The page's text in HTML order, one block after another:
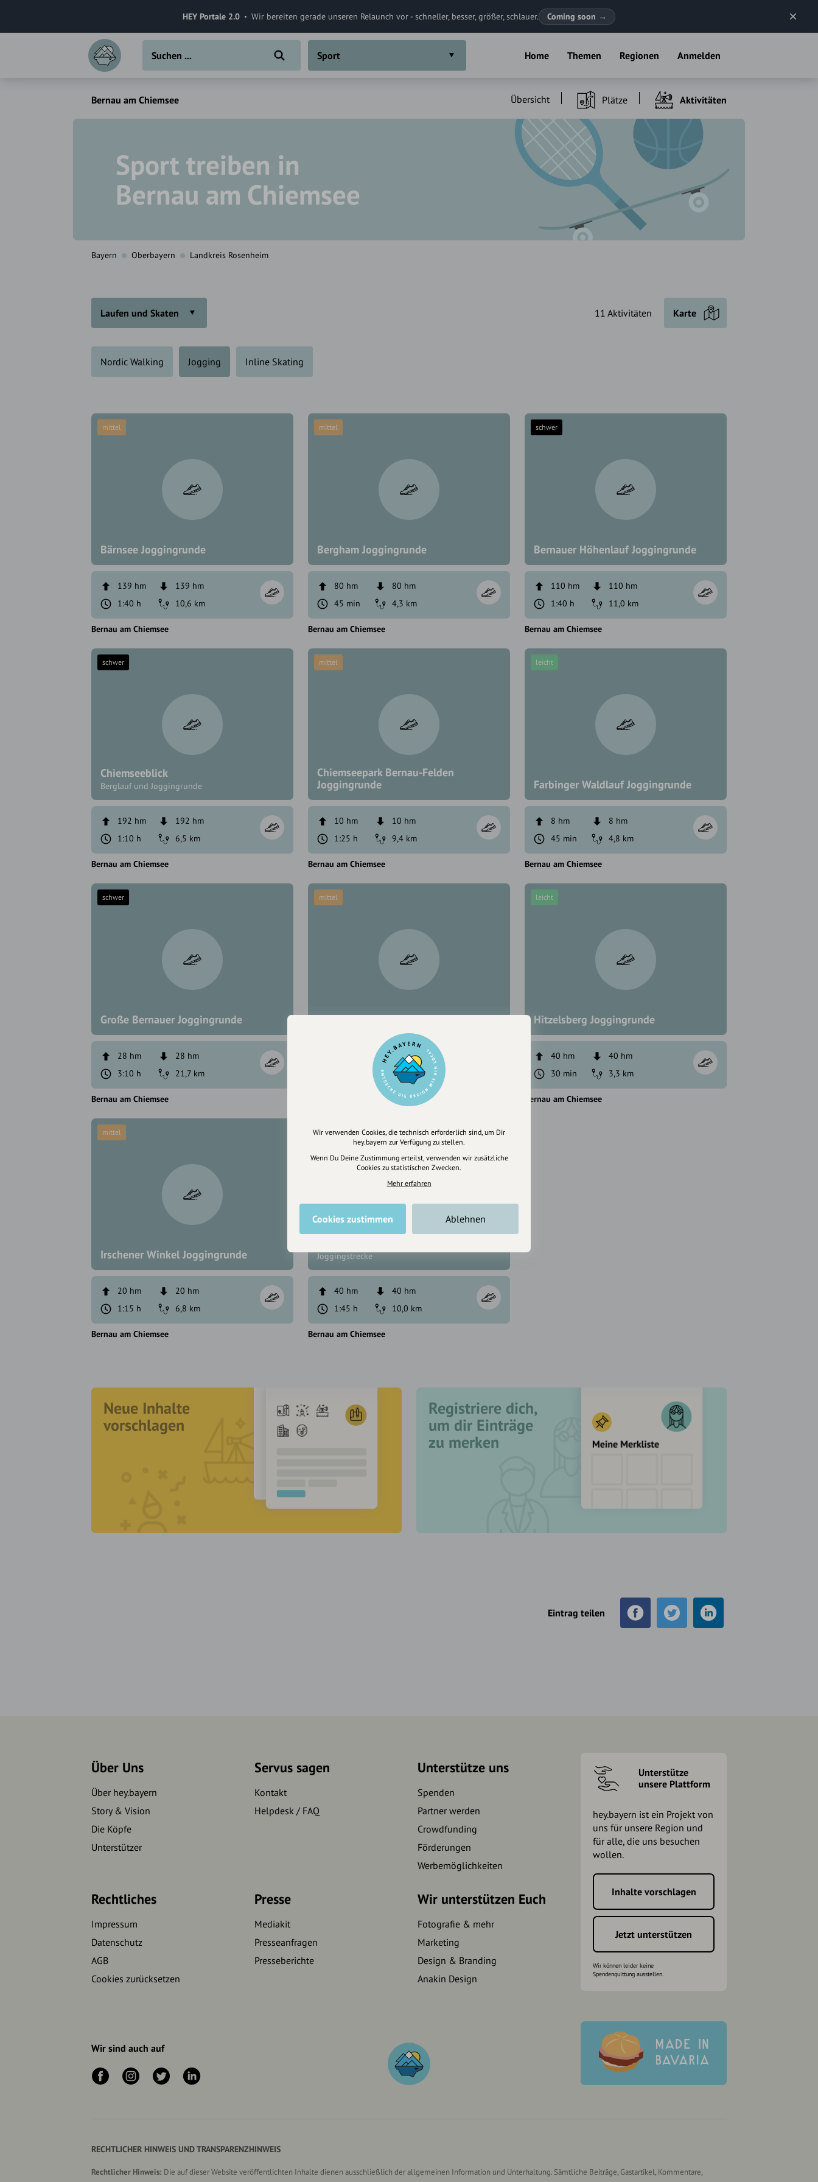
HEY Portale 2.0 Wir bereiten gerade unseren Relaunch vor - schneller, besser, größer, schlauer. Coming soon →
Home Themen Regionen Anmelden
Sport
Bernau am Chiemsee Übersicht Plätze Aktivitäten
Sport treiben in
Bernau am Chiemsee
Bayern Oberbayern Landkreis Rosenheim
Laufen und Skaten
Nordic Walking Jogging Inline Skating
11 Aktivitäten Karte
Bärnsee Joggingrunde
mittel
139 hm
139 hm
1:40 h
10,6 km
Bernau am Chiemsee
Bergham Joggingrunde
mittel
80 hm
80 hm
45 min
4,3 km
Bernau am Chiemsee
Bernauer Höhenlauf Joggingrunde
schwer
110 hm
110 hm
1:40 h
11,0 km
Bernau am Chiemsee
Chiemseeblick
Berglauf und Joggingrunde
schwer
192 hm
192 hm
1:10 h
6,5 km
Bernau am Chiemsee
Chiemseepark Bernau-Felden
Joggingrunde
mittel
10 hm
10 hm
1:25 h
9,4 km
Bernau am Chiemsee
Farbinger Waldlauf Joggingrunde
leicht
8 hm
8 hm
45 min
4,8 km
Bernau am Chiemsee
Große Bernauer Joggingrunde
schwer
28 hm
28 hm
3:10 h
21,7 km
Bernau am Chiemsee
Hittenkirchner Joggingrunde
mittel
148 hm
10,7 km
Bernau am Chiemsee
Hitzelsberg Joggingrunde
leicht
40 hm
40 hm
30 min
3,3 km
Bernau am Chiemsee
Irschener Winkel Joggingrunde
mittel
20 hm
20 hm
1:15 h
6,8 km
Bernau am Chiemsee
Joggingstrecke
mittel
40 hm
40 hm
1:45 h
10,0 km
Bernau am Chiemsee
Neue Inhalte
vorschlagen
Registriere dich,
um dir Einträge
zu merken
Eintrag teilen
Über Uns
Über hey.bayern
Story & Vision
Die Köpfe
Unterstützer
Servus sagen
Kontakt
Helpdesk / FAQ
Unterstütze uns
Spenden
Partner werden
Crowdfunding
Förderungen
Werbemöglichkeiten
Rechtliches
Impressum
Datenschutz
AGB
Cookies zurücksetzen
Presse
Mediakit
Presseanfragen
Presseberichte
Wir unterstützen Euch
Fotografie & mehr
Marketing
Design & Branding
Anakin Design
Unterstütze
unsere Plattform
hey.bayern ist ein Projekt von
uns für unsere Region und
für alle, die uns besuchen
wollen.
Inhalte vorschlagen
Jetzt unterstützen
Wir können leider keine
Spendenquittung ausstellen.
Wir sind auch auf
RECHTLICHER HINWEIS UND TRANSPARENZHINWEIS
Rechtlicher Hinweis: Die auf dieser Website veröffentlichten Inhalte dienen ausschließlich der allgemeinen Information und Unterhaltung. Sämtliche Beiträge, Gastartikel, Kommentare,
Wir verwenden Cookies, die technisch erforderlich sind, um Dir
hey.bayern zur Verfügung zu stellen.
Wenn Du Deine Zustimmung erteilst, verwenden wir zusätzliche
Cookies zu statistischen Zwecken.
Mehr erfahren
Cookies zustimmen Ablehnen